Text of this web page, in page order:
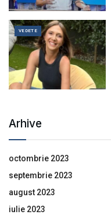
VEDETE
Arhive
octombrie 2023
septembrie 2023
august 2023
iulie 2023